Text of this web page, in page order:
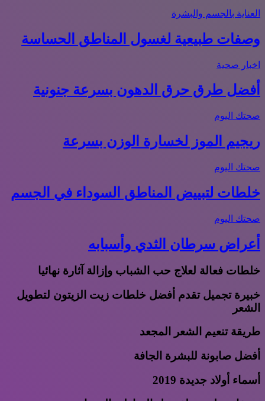
العناية بالجسم والبشرة
وصفات طبيعية لغسول المناطق الحساسة
اخبار صحية
أفضل طرق حرق الدهون بسرعة جنونية
صحتك اليوم
ريجيم الموز لخسارة الوزن بسرعة
صحتك اليوم
خلطات لتبييض المناطق السوداء في الجسم
صحتك اليوم
أعراض سرطان الثدي وأسبابه
خلطات فعالة لعلاج حب الشباب وإزالة آثارة نهائيا
خبيرة تجميل تقدم أفضل خلطات زيت الزيتون لتطويل
الشعر
طريقة تنعيم الشعر المجعد
أفضل صابونة للبشرة الجافة
أسماء أولاد جديدة 2019